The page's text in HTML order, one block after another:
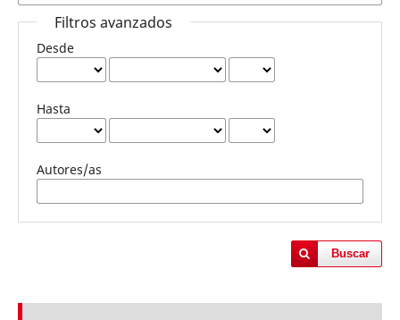
Filtros avanzados
Desde
Hasta
Autores/as
Buscar